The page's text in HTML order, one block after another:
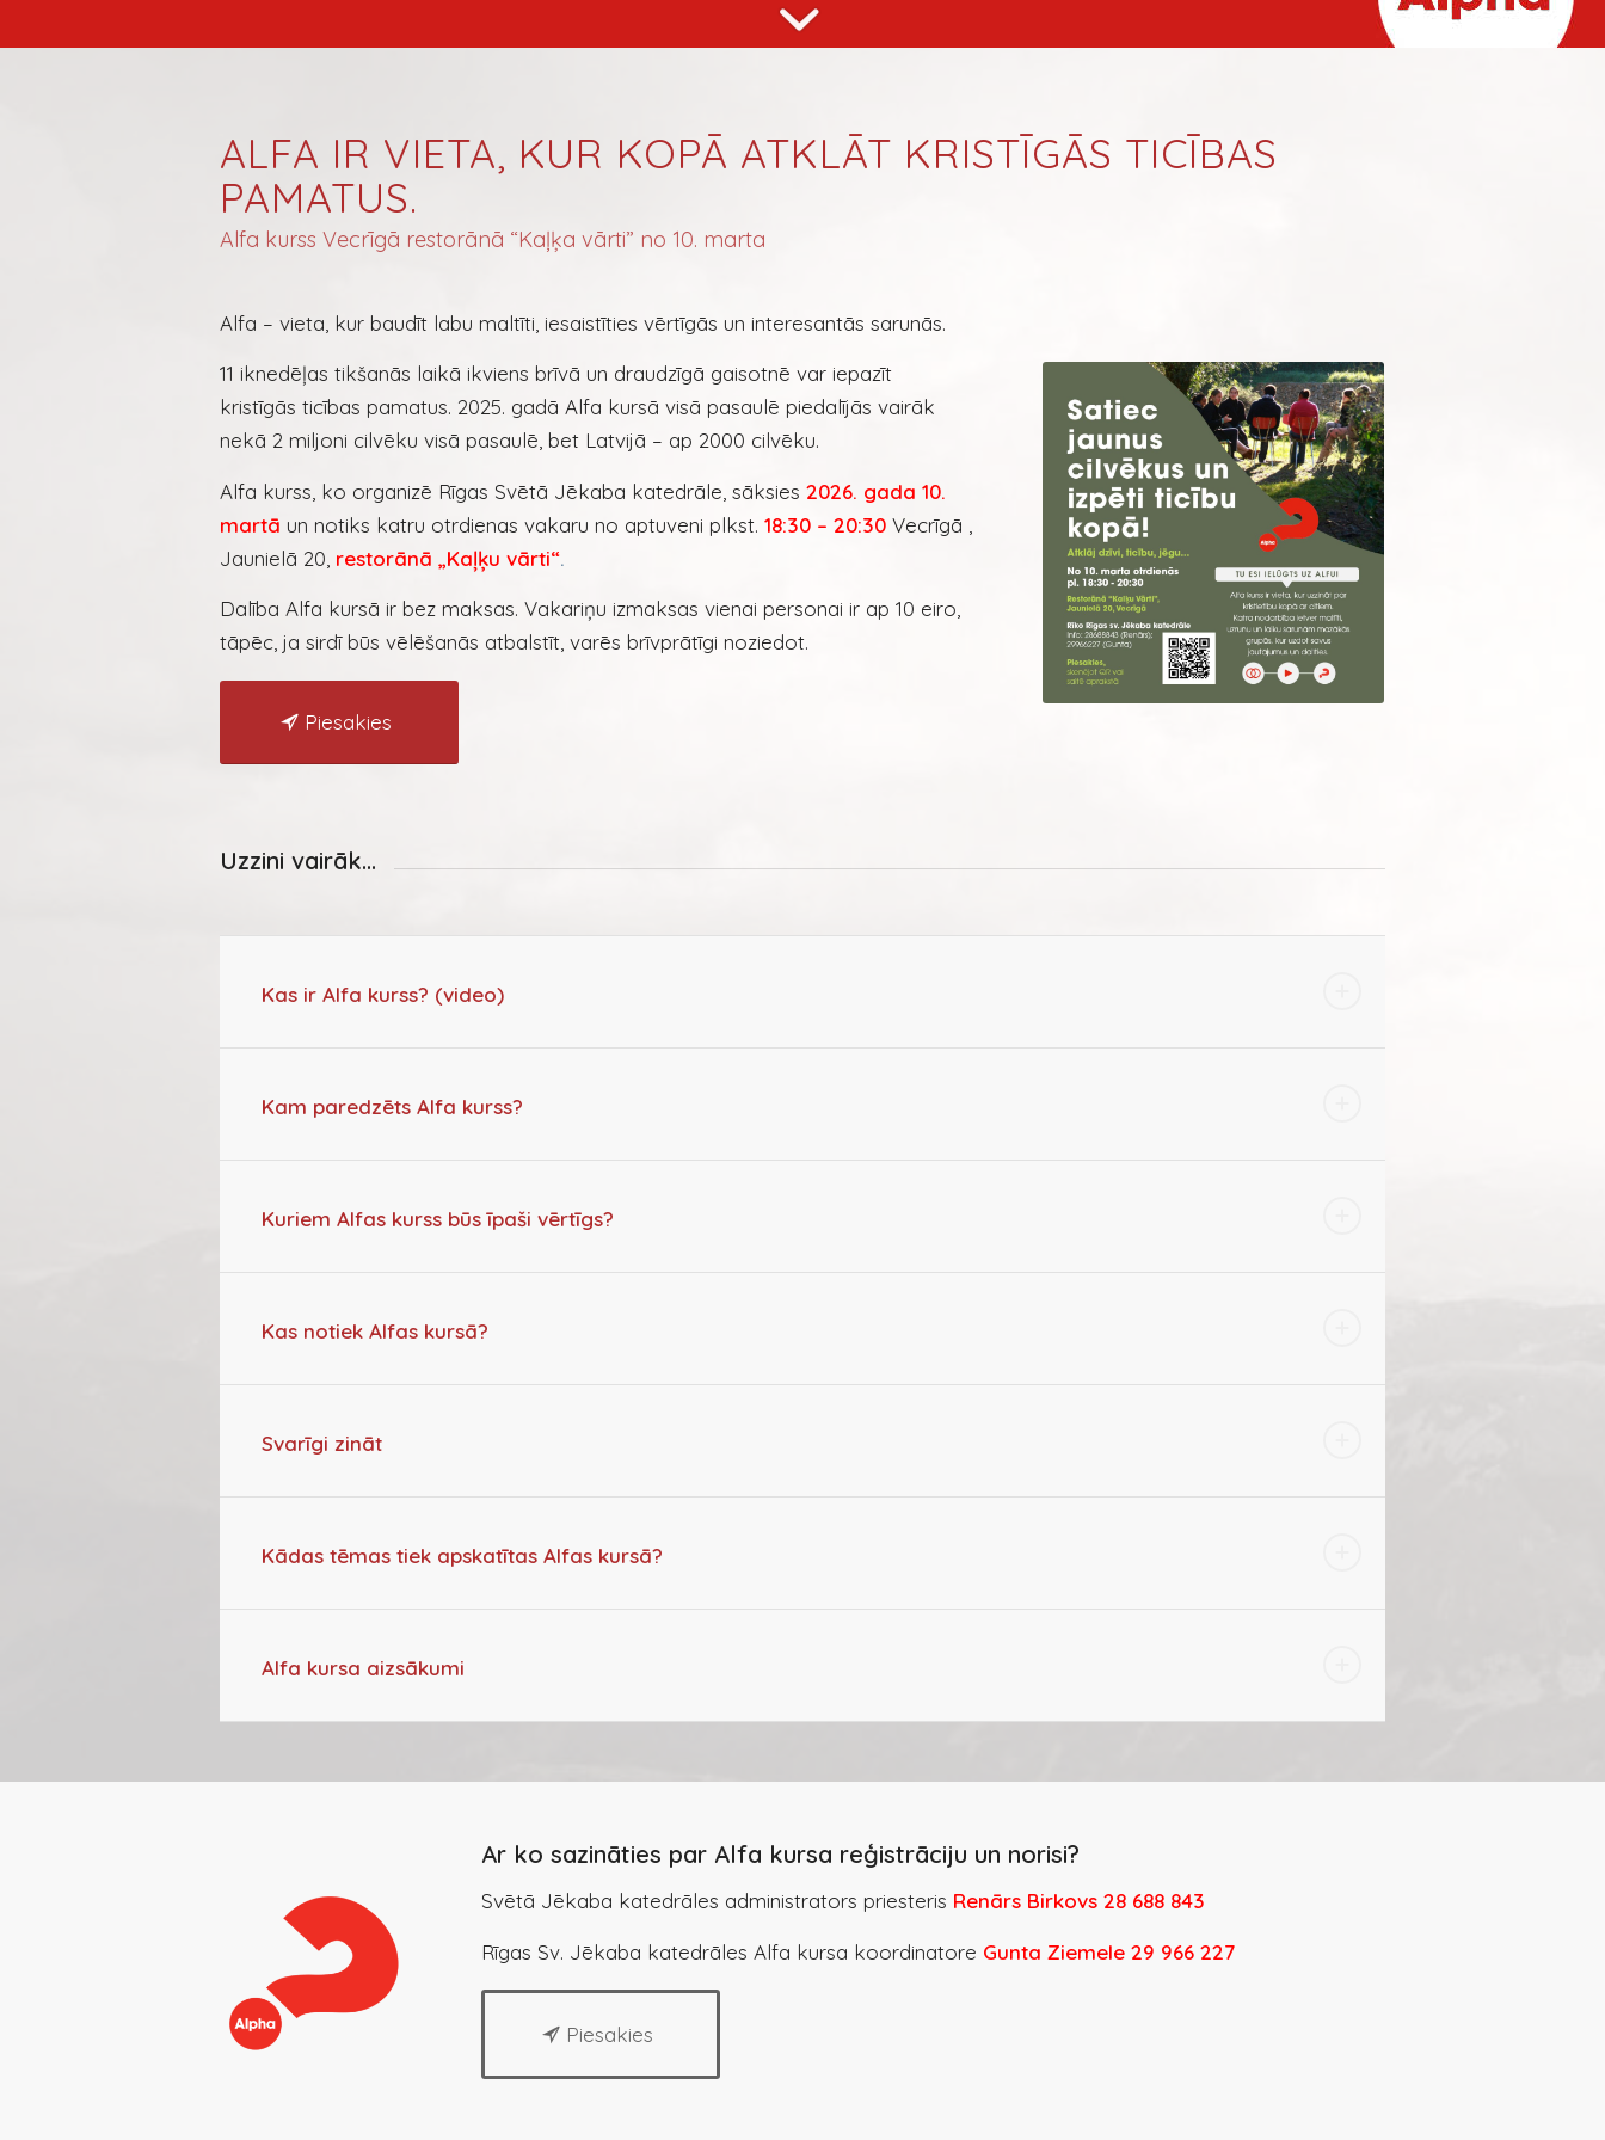
ALFA IR VIETA, KUR KOPĀ ATKLĀT KRISTĪGĀS TICĪBAS
PAMATUS.
Alfa kurss Vecrīgā restorānā “Kaļķa vārti” no 10. marta
Alfa – vieta, kur baudīt labu maltīti, iesaistīties vērtīgās un interesantās sarunās.
11 iknedēļas tikšanās laikā ikviens brīvā un draudzīgā gaisotnē var iepazīt
kristīgās ticības pamatus. 2025. gadā Alfa kursā visā pasaulē piedalījās vairāk
nekā 2 miljoni cilvēku visā pasaulē, bet Latvijā – ap 2000 cilvēku.
Alfa kurss, ko organizē Rīgas Svētā Jēkaba katedrāle, sāksies2026. gada 10.
martā un notiks katru otrdienas vakaru no aptuveni plkst.18:30 – 20:30 Vecrīgā ,
Jaunielā 20, restorānā „Kaļķu vārti“.
Dalība Alfa kursā ir bez maksas. Vakariņu izmaksas vienai personai ir ap 10 eiro,
tāpēc, ja sirdī būs vēlēšanās atbalstīt, varēs brīvprātīgi noziedot.
Piesakies
Uzzini vairāk…
Kas ir Alfa kurss? (video)
Kam paredzēts Alfa kurss?
Kuriem Alfas kurss būs īpaši vērtīgs?
Kas notiek Alfas kursā?
Svarīgi zināt
Kādas tēmas tiek apskatītas Alfas kursā?
Alfa kursa aizsākumi
Ar ko sazināties par Alfa kursa reģistrāciju un norisi?
Svētā Jēkaba katedrāles administrators priesteris Renārs Birkovs 28 688 843
Rīgas Sv. Jēkaba katedrāles Alfa kursa koordinatore Gunta Ziemele 29 966 227
Piesakies